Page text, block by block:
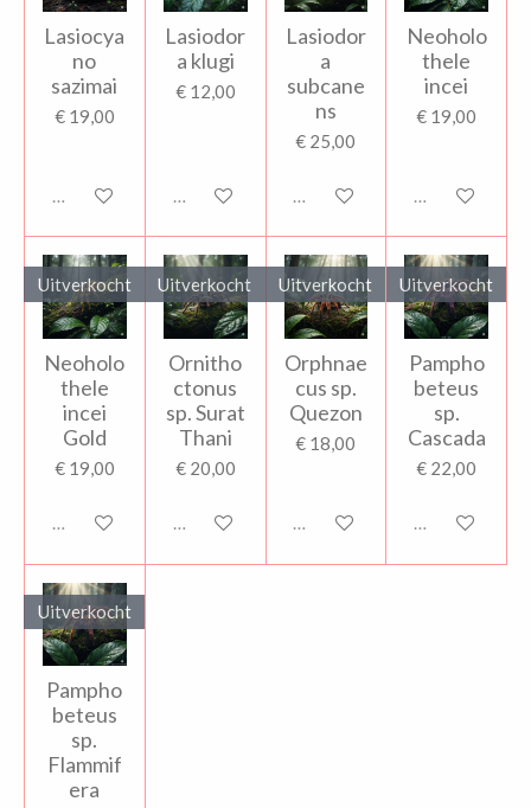
Lasiocya
no
sazimai
€ 19,00
Uitverkocht
Lasiodor
a klugi
€ 12,00
Uitverkocht
Lasiodor
a
subcane
ns
€ 25,00
Uitverkocht
Neoholo
thele
incei
€ 19,00
Uitverkocht
Uitverkocht
Neoholo
thele
incei
Gold
€ 19,00
Uitverkocht
Uitverkocht
Ornitho
ctonus
sp. Surat
Thani
€ 20,00
Uitverkocht
Uitverkocht
Orphnae
cus sp.
Quezon
€ 18,00
Uitverkocht
Uitverkocht
Pampho
beteus
sp.
Cascada
€ 22,00
Uitverkocht
Uitverkocht
Pampho
beteus
sp.
Flammif
era